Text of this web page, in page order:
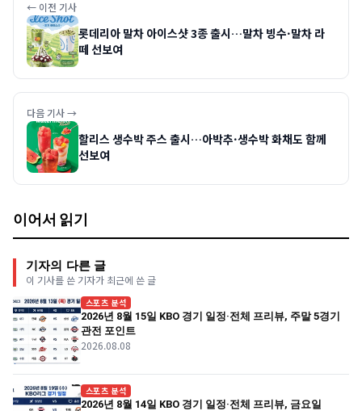
← 이전 기사
롯데리아 말차 아이스샷 3종 출시…말차 빙수·말차 라
떼 선보여
다음 기사 →
할리스 생수박 주스 출시…아박추·생수박 화채도 함께
선보여
이어서 읽기
기자의 다른 글
이 기사를 쓴 기자가 최근에 쓴 글
스포츠 분석
2026년 8월 15일 KBO 경기 일정·전체 프리뷰, 주말 5경기
관전 포인트
2026.08.08
스포츠 분석
2026년 8월 14일 KBO 경기 일정·전체 프리뷰, 금요일